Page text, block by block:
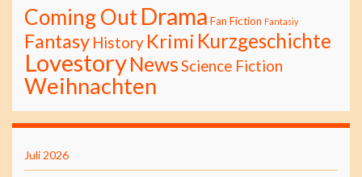
Coming OutDrama Fan Fiction Fantasiy
Fantasy History Krimi Kurzgeschichte
LovestoryNewsScience Fiction
Weihnachten
Juli 2026